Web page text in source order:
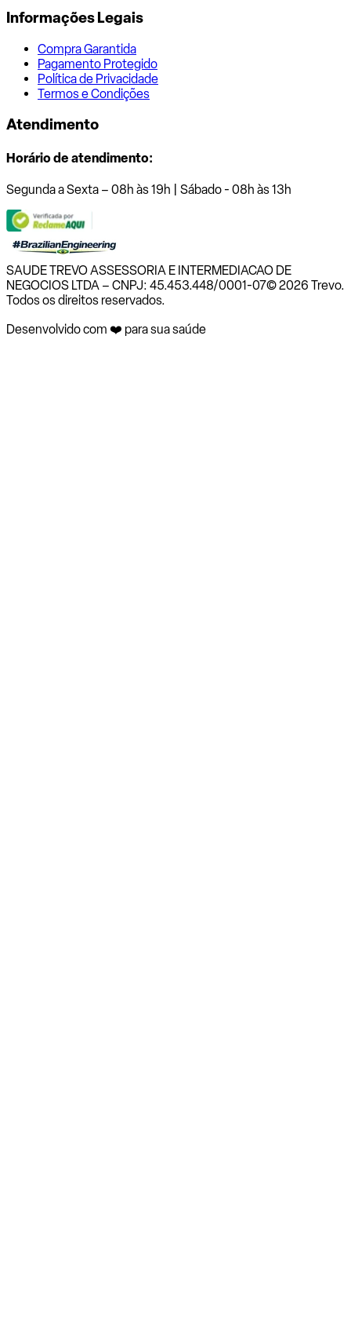
Informações Legais
Compra Garantida
Pagamento Protegido
Política de Privacidade
Termos e Condições
Atendimento
Horário de atendimento:
Segunda a Sexta – 08h às 19h | Sábado - 08h às 13h
SAUDE TREVO ASSESSORIA E INTERMEDIACAO DE
NEGOCIOS LTDA – CNPJ: 45.453.448/0001-07© 2026 Trevo.
Todos os direitos reservados.
Desenvolvido com ❤️ para sua saúde